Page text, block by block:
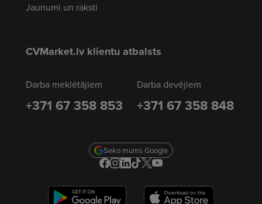
Jaunumi un raksti
CVMarket.lv klientu atbalsts
Darba meklētājiem
+371 67 358 853
Darba devējiem
+371 67 358 848
Seko mums Google